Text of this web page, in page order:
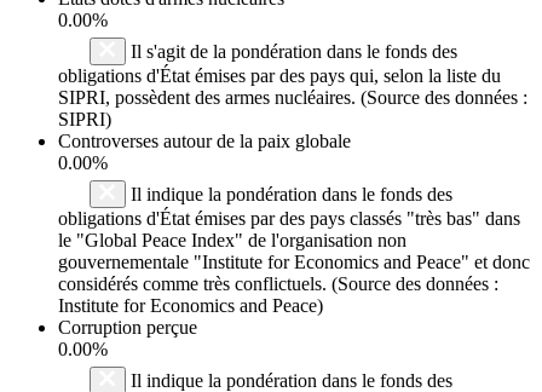
0.00%
Il s'agit de la pondération dans le fonds des
obligations d'État émises par des pays qui, selon la liste du
SIPRI, possèdent des armes nucléaires. (Source des données :
SIPRI)
Controverses autour de la paix globale
0.00%
Il indique la pondération dans le fonds des
obligations d'État émises par des pays classés "très bas" dans
le "Global Peace Index" de l'organisation non
gouvernementale "Institute for Economics and Peace" et donc
considérés comme très conflictuels. (Source des données :
Institute for Economics and Peace)
Corruption perçue
0.00%
Il indique la pondération dans le fonds des